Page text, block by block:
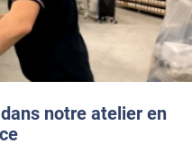
notre atelier en
un bon effet
Je recommande